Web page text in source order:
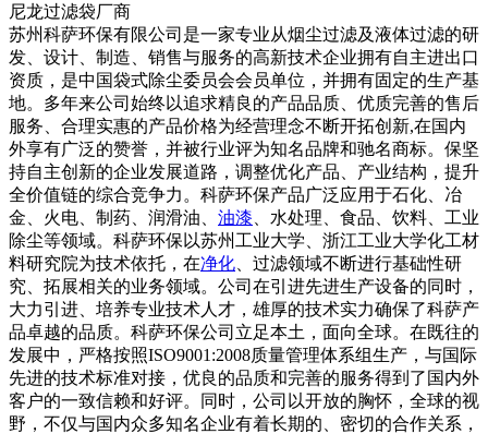
尼龙过滤袋厂商
苏州科萨环保有限公司是一家专业从烟尘过滤及液体过滤的研
发、设计、制造、销售与服务的高新技术企业拥有自主进出口
资质，是中国袋式除尘委员会会员单位，并拥有固定的生产基
地。多年来公司始终以追求精良的产品品质、优质完善的售后
服务、合理实惠的产品价格为经营理念不断开拓创新,在国内
外享有广泛的赞誉，并被行业评为知名品牌和驰名商标。保坚
持自主创新的企业发展道路，调整优化产品、产业结构，提升
全价值链的综合竞争力。科萨环保产品广泛应用于石化、冶
金、火电、制药、润滑油、 油漆 、水处理、食品、饮料、工业
除尘等领域。科萨环保以苏州工业大学、浙江工业大学化工材
料研究院为技术依托，在净化 、过滤领域不断进行基础性研
究、拓展相关的业务领域。公司在引进先进生产设备的同时，
大力引进、培养专业技术人才，雄厚的技术实力确保了科萨产
品卓越的品质。科萨环保公司立足本土，面向全球。在既往的
发展中，严格按照ISO9001:2008质量管理体系组生产，与国际
先进的技术标准对接，优良的品质和完善的服务得到了国内外
客户的一致信赖和好评。同时，公司以开放的胸怀，全球的视
野，不仅与国内众多知名企业有着长期的、密切的合作关系，